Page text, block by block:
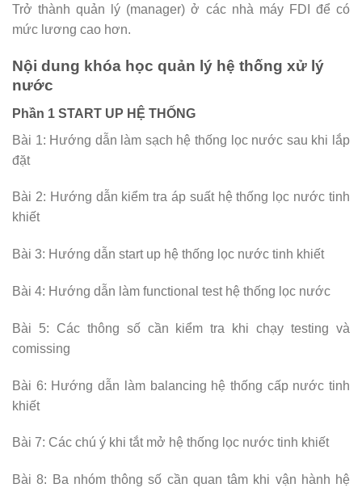
Trở thành quản lý (manager) ở các nhà máy FDI để có
mức lương cao hơn.
Nội dung khóa học quản lý hệ thống xử lý
nước
Phần 1 START UP HỆ THỐNG
Bài 1: Hướng dẫn làm sạch hệ thống lọc nước sau khi lắp
đặt
Bài 2: Hướng dẫn kiểm tra áp suất hệ thống lọc nước tinh
khiết
Bài 3: Hướng dẫn start up hệ thống lọc nước tinh khiết
Bài 4: Hướng dẫn làm functional test hệ thống lọc nước
Bài 5: Các thông số cần kiểm tra khi chạy testing và
comissing
Bài 6: Hướng dẫn làm balancing hệ thống cấp nước tinh
khiết
Bài 7: Các chú ý khi tắt mở hệ thống lọc nước tinh khiết
Bài 8: Ba nhóm thông số cần quan tâm khi vận hành hệ